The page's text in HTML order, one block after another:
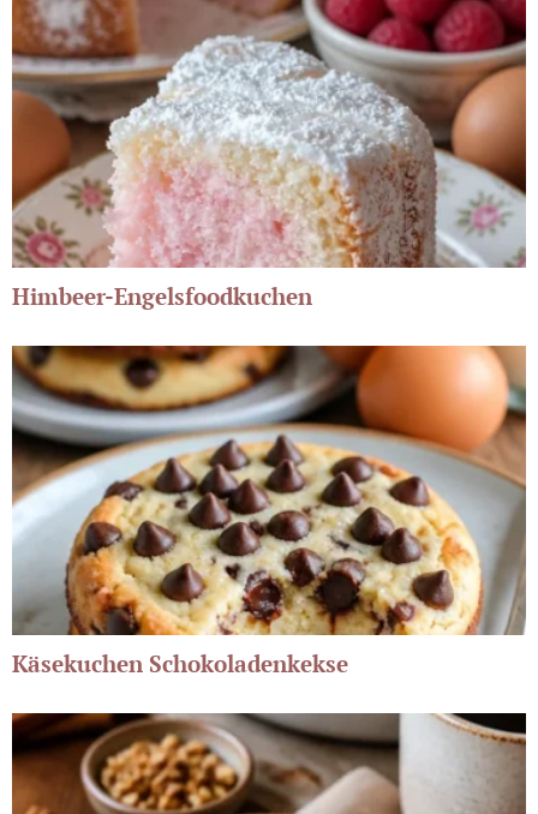
Himbeer-Engelsfoodkuchen
Käsekuchen Schokoladenkekse